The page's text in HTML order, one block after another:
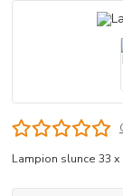
Lampion slunce 33 x